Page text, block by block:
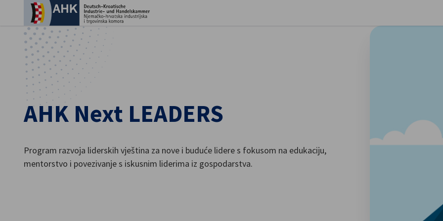
AHK Next LEADERS
Program razvoja liderskih vještina za nove i buduće lidere s fokusom na edukaciju,
mentorstvo i povezivanje s iskusnim liderima iz gospodarstva.